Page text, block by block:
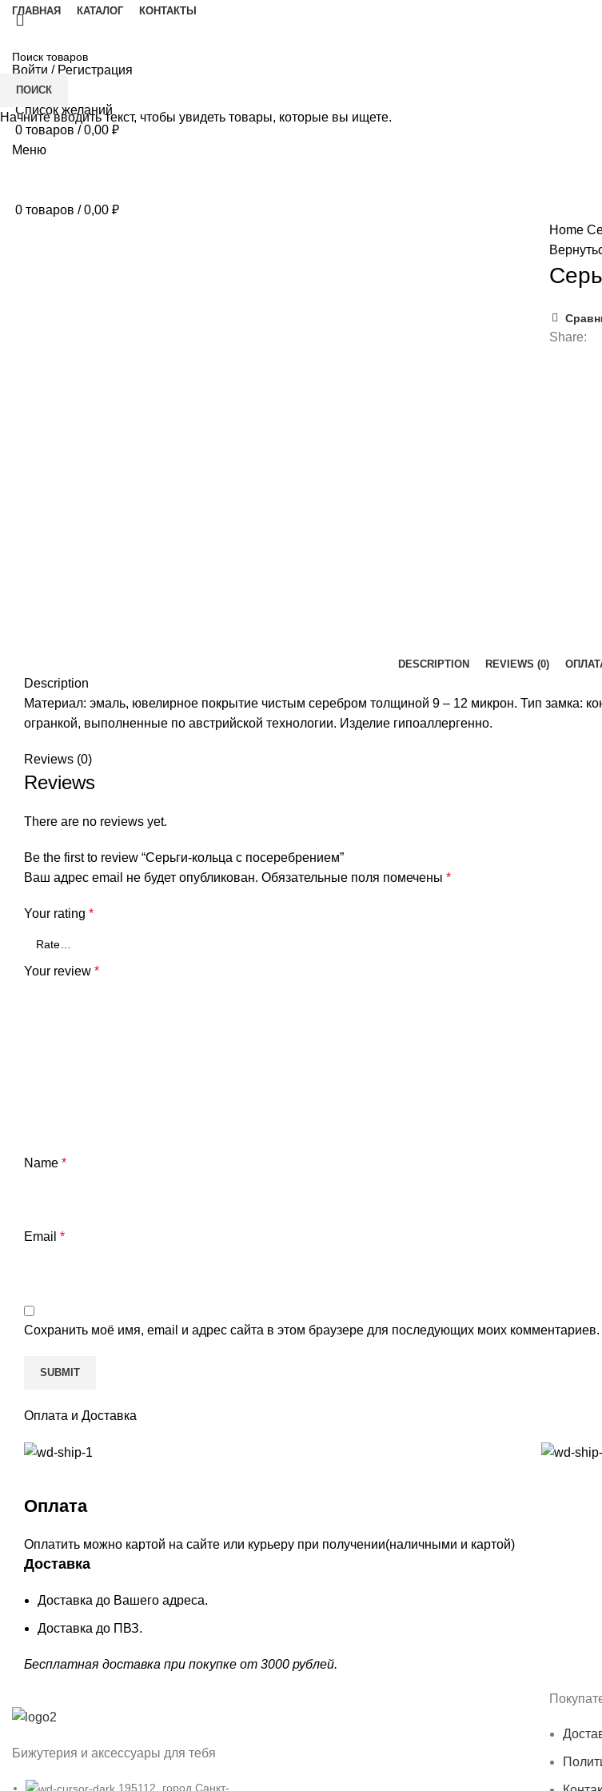
ГЛАВНАЯ КАТАЛОГ КОНТАКТЫ
Войти / Регистрация
Список желаний
0 товаров / 0,00 ₽
Меню
0 товаров / 0,00 ₽
Home
Share:
DESCRIPTION REVIEWS (0)
Description
Материал: эмаль, ювелирное покрытие чистым серебром толщиной 9 – 12 микрон. Тип замка:
огранкой, выполненные по австрийской технологии. Изделие гипоаллергенно.
Reviews (0)
Reviews
There are no reviews yet.
Be the first to review “Серьги-кольца c посеребрением”
Ваш адрес email не будет опубликован. Обязательные поля помечены *
Your rating *
Your review *
Name *
Email *
Сохранить моё имя, email и адрес сайта в этом браузере для последующих моих комментариев.
Оплата и Доставка
Оплата
Оплатить можно картой на сайте или курьеру при получении(наличными и картой)
Доставка
Доставка до Вашего адреса.
Доставка до ПВЗ.
Бесплатная доставка при покупке от 3000 рублей.
Бижутерия и аксессуары для тебя
195112, город Санкт-
ПОИСК
Начните вводить текст, чтобы увидеть товары, которые вы ищете.